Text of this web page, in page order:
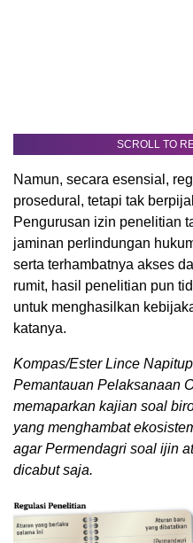
SCROLL TO
Namun, secara esensial,
prosedural, tetapi tak
Pengurusan izin penelitian
jaminan perlindungan
serta terhambatnya akses
rumit, hasil penelitian pun
untuk menghasilkan
katanya.
Kompas/Ester Lince
Pemantauan Pelaksanaan
memaparkan kajian soal
yang menghambat
agar Permendagri soal ijin
dicabut saja.